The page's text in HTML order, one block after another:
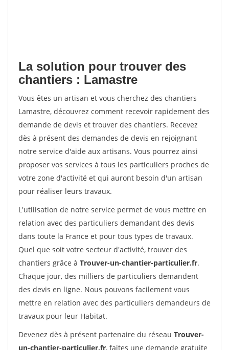
La solution pour trouver des
chantiers : Lamastre
Vous êtes un artisan et vous cherchez des chantiers
Lamastre, découvrez comment recevoir rapidement des
demande de devis et trouver des chantiers. Recevez
dès à présent des demandes de devis en rejoignant
notre service d'aide aux artisans. Vous pourrez ainsi
proposer vos services à tous les particuliers proches de
votre zone d'activité et qui auront besoin d'un artisan
pour réaliser leurs travaux.
L'utilisation de notre service permet de vous mettre en
relation avec des particuliers demandant des devis
dans toute la France et pour tous types de travaux.
Quel que soit votre secteur d'activité, trouver des
chantiers grâce à Trouver-un-chantier-particulier.fr.
Chaque jour, des milliers de particuliers demandent
des devis en ligne. Nous pouvons facilement vous
mettre en relation avec des particuliers demandeurs de
travaux pour leur Habitat.
Devenez dès à présent partenaire du réseau Trouver-
un-chantier-particulier.fr, faites une demande gratuite